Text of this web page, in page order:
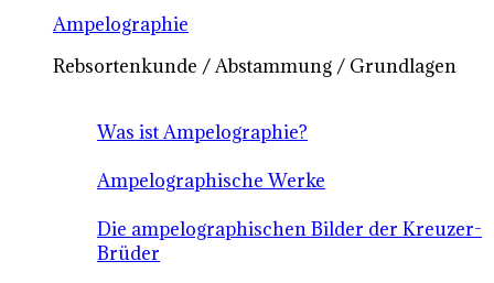
Ampelographie
Rebsortenkunde / Abstammung / Grundlagen
Was ist Ampelographie?
Ampelographische Werke
Die ampelographischen Bilder der Kreuzer-
Brüder